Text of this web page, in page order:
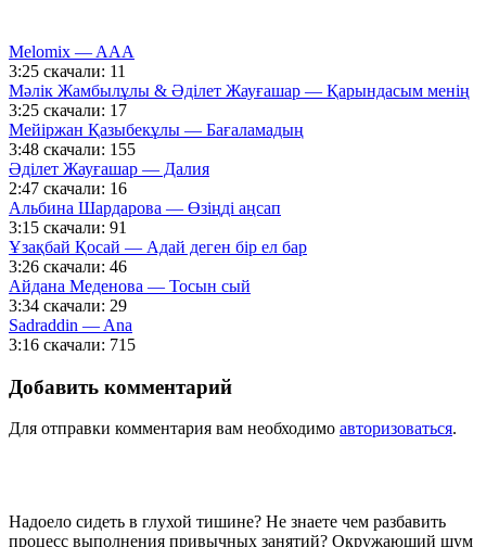
Melomix — AAA
3:25 скачали: 11
Мәлік Жамбылұлы & Әділет Жауғашар — Қарындасым менің
3:25 скачали: 17
Мейіржан Қазыбекұлы — Бағаламадың
3:48 скачали: 155
Әділет Жауғашар — Далия
2:47 скачали: 16
Альбина Шардарова — Өзіңді аңсап
3:15 скачали: 91
Ұзақбай Қосай — Адай деген бір ел бар
3:26 скачали: 46
Айдана Меденова — Тосын сый
3:34 скачали: 29
Sadraddin — Ana
3:16 скачали: 715
Добавить комментарий
Для отправки комментария вам необходимо авторизоваться.
Надоело сидеть в глухой тишине? Не знаете чем разбавить
процесс выполнения привычных занятий? Окружающий шум